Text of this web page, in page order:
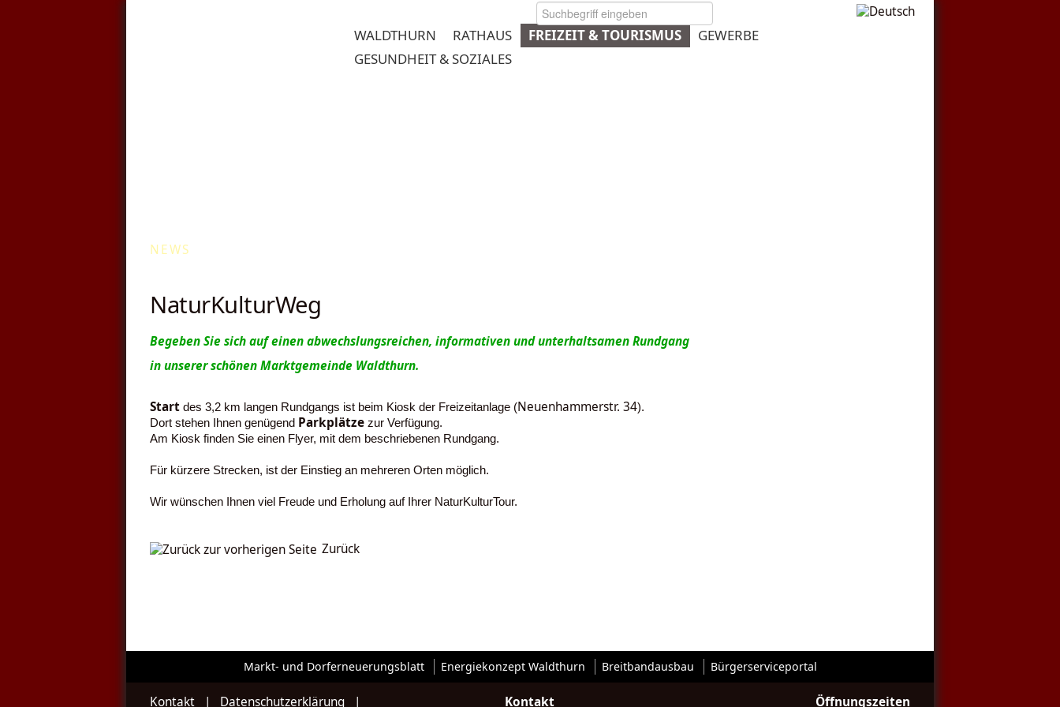
WALDTHURN RATHAUS FREIZEIT & TOURISMUS
GEWERBE
GESUNDHEIT & SOZIALES
NEWS
NaturKulturWeg
Begeben Sie sich auf einen abwechslungsreichen, informativen und unterhaltsamen Rundgang
in unserer schönen Marktgemeinde Waldthurn.
Start des 3,2 km langen Rundgangs ist beim Kiosk der Freizeitanlage (Neuenhammerstr. 34).
Dort stehen Ihnen genügend Parkplätze zur Verfügung.
Am Kiosk finden Sie einen Flyer, mit dem beschriebenen Rundgang.
Für kürzere Strecken, ist der Einstieg an mehreren Orten möglich.
Wir wünschen Ihnen viel Freude und Erholung auf Ihrer NaturKulturTour.
Zurück
Markt- und Dorferneuerungsblatt Energiekonzept Waldthurn Breitbandausbau Bürgerserviceportal
Kontakt | Datenschutzerklärung | Kontakt Öffnungszeiten